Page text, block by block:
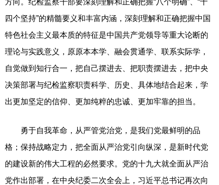
四个坚持”的精髓要义和丰富内涵，深刻理解和正确把握中国
特色社会主义最本质的特征是中国共产党领导等重大论断的
理论与实践意义，原原本本学、融会贯通学、联系实际学，
自觉做到知行合一，把自己摆进去、把职责摆进去，把中央
决策部署与纪检监察职责科学、历史、具体地结合起来，学
出更加坚定的信仰、更加纯粹的忠诚、更加牢靠的担当。
勇于自我革命，从严管党治党，是我们党最鲜明的品
格；保持战略定力，把全面从严治党引向纵深，是新时代党
的建设新的伟大工程的必然要求。党的十九大就全面从严治
党作出部署，在中央纪委二次全会上，习近平总书记再次向